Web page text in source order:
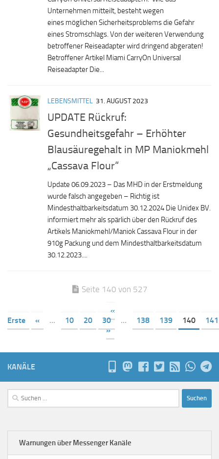
Unternehmen mitteilt, besteht wegen
eines möglichen Sicherheitsproblems die Gefahr
eines Stromschlags. Von der weiteren Verwendung
betroffener Reiseadapter wird dringend abgeraten!
Betroffener Artikel Miami CarryOn Universal
Reiseadapter Die...
LEBENSMITTEL 31. AUGUST 2023
UPDATE Rückruf:
Gesundheitsgefahr – Erhöhter
Blausäuregehalt in MP Maniokmehl
„Cassava Flour“
Update 06.09.2023 – Das MHD in der Erstmeldung
wurde falsch angegeben – Richtig ist
Mindesthaltbarkeitsdatum 30.12.2024 Die Unidex BV.
informiert mehr als spärlich über den Rückruf des
Artikels Maniokmehl/Maniok Cassava Flour in der
910g Packung und dem Mindesthaltbarkeitsdatum
30.12.2023....
Seite 140 von 527
«
Erste
« ... 10 20 30 ... 138 139 140
141
»
KANÄLE
Suchen
nach:
Warnungen über Messenger Kanäle